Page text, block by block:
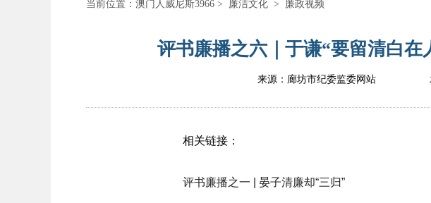
当前位置： 澳门人威尼斯3966 > 廉洁文化 > 廉政视频
评书廉播之六｜于谦“要留清白
来源：廊坊市纪委监委网站
相关链接：
评书廉播之一 | 晏子清廉却“三归”